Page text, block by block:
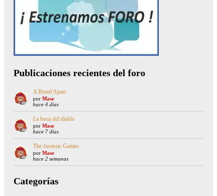
Publicaciones recientes del foro
A Breed Apart
por Mase
hace 4 días
La boca del diablo
por Mase
hace 7 días
The Jurassic Games
por Mase
hace 2 semanas
Categorías